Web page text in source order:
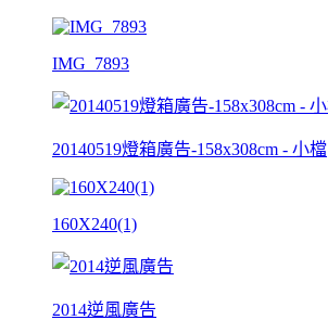
IMG_7893
20140519燈箱廣告-158x308cm - 小檔
160X240(1)
2014逆風廣告